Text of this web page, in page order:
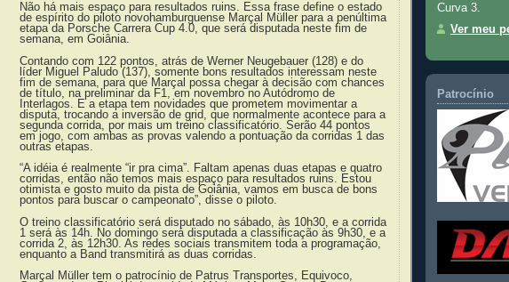
Não há mais espaço para resultados ruins. Essa frase define o estado
de espírito do piloto novohamburguense Marçal Müller para a penúltima
etapa da Porsche Carrera Cup 4.0, que será disputada neste fim de
semana, em Goiânia.
Contando com 122 pontos, atrás de Werner Neugebauer (128) e do
líder Miguel Paludo (137), somente bons resultados interessam neste
fim de semana, para que Marçal possa chegar à decisão com chances
de título, na preliminar da F1, em novembro no Autódromo de
Interlagos. E a etapa tem novidades que prometem movimentar a
disputa, trocando a inversão de grid, que normalmente acontece para a
segunda corrida, por mais um treino classificatório. Serão 44 pontos
em jogo, com ambas as provas valendo a pontuação da corridas 1 das
outras etapas.
“A idéia é realmente “ir pra cima”. Faltam apenas duas etapas e quatro
corridas, então não temos mais espaço para resultados ruins. Estou
otimista e gosto muito da pista de Goiânia, vamos em busca de bons
pontos para buscar o campeonato”, disse o piloto.
O treino classificatório será disputado no sábado, às 10h30, e a corrida
1 será às 14h. No domingo será disputada a classificação às 9h30, e a
corrida 2, às 12h30. As redes sociais transmitem toda a programação,
enquanto a Band transmitirá as duas corridas.
Marçal Müller tem o patrocínio de Patrus Transportes, Equivoco,
Curva 3.
Ver meu
Patrocínio